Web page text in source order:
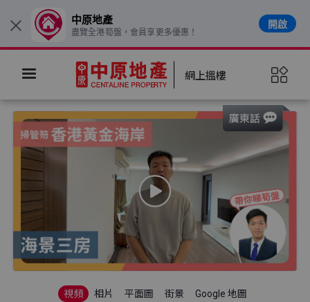
網上搵樓
視頻 相片 平面圖 街景 Google 地圖
× 中原地產
盡覽全港筍盤，會員享更多優惠！
開啟